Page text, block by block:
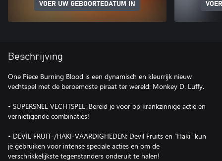
VOER UW GEBOORTEDATUM IN
Beschrijving
One Piece Burning Blood is een dynamisch en kleurrijk nieuw
vechtspel met de beroemdste piraat ter wereld: Monkey D. Luffy.
• SUPERSNEL VECHTSPEL: Bereid je voor op krankzinnige actie en
vernietigende combinaties!
• DEVIL FRUIT-/HAKI-VAARDIGHEDEN: Devil Fruits en “Haki” kun
je gebruiken voor intense speciale acties en om de
verschrikkelijkste tegenstanders onderuit te halen!